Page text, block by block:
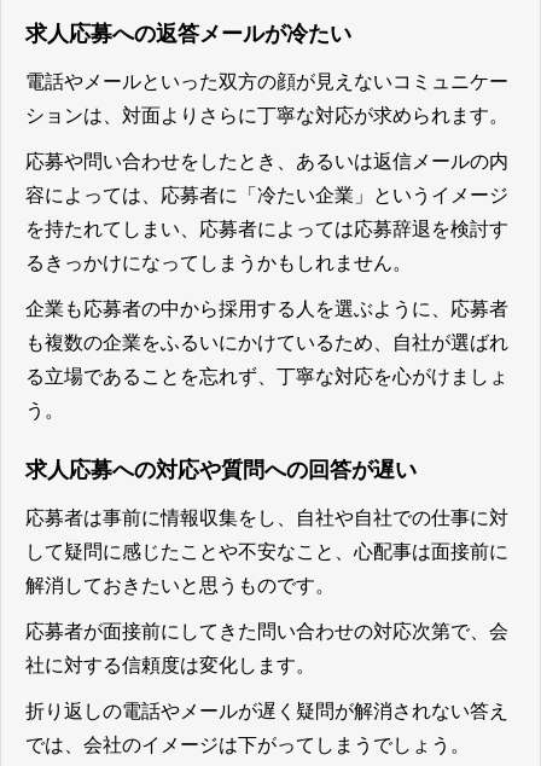
求人応募への返答メールが冷たい
電話やメールといった双方の顔が見えないコミュニケー
ションは、対面よりさらに丁寧な対応が求められます。
応募や問い合わせをしたとき、あるいは返信メールの内
容によっては、応募者に「冷たい企業」というイメージ
を持たれてしまい、応募者によっては応募辞退を検討す
るきっかけになってしまうかもしれません。
企業も応募者の中から採用する人を選ぶように、応募者
も複数の企業をふるいにかけているため、自社が選ばれ
る立場であることを忘れず、丁寧な対応を心がけましょ
う。
求人応募への対応や質問への回答が遅い
応募者は事前に情報収集をし、自社や自社での仕事に対
して疑問に感じたことや不安なこと、心配事は面接前に
解消しておきたいと思うものです。
応募者が面接前にしてきた問い合わせの対応次第で、会
社に対する信頼度は変化します。
折り返しの電話やメールが遅く疑問が解消されない答え
では、会社のイメージは下がってしまうでしょう。